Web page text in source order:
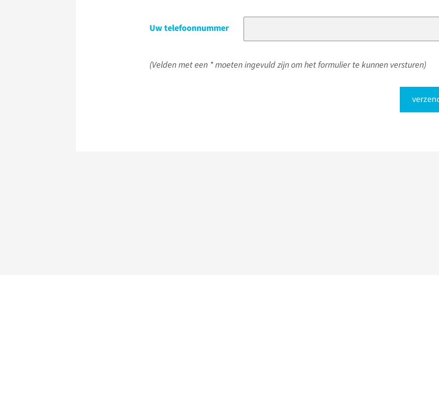
Uw telefoonnummer
(Velden met een * moeten ingevuld zijn om het formulier te kunnen versturen)